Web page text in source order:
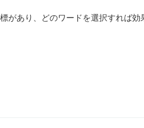
があり、どのワードを選択すれば効